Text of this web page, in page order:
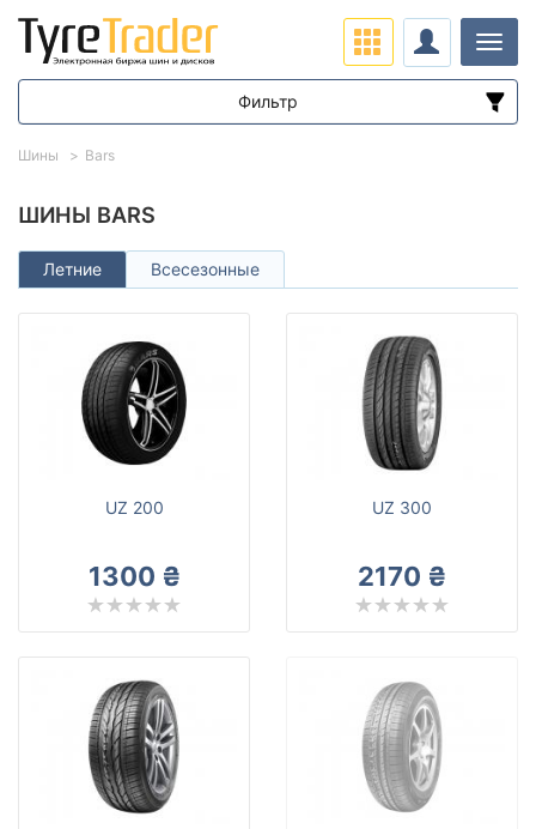
ШИНЫ BARS
Летние Всесезонные
UZ 200
1300 ₴
UZ 300
2170 ₴
Шины Bars
Фильтр
Диапазон цен
Подбор по параметрам
Все бренды
Тип транспортного средства
Сбросить Подобрать